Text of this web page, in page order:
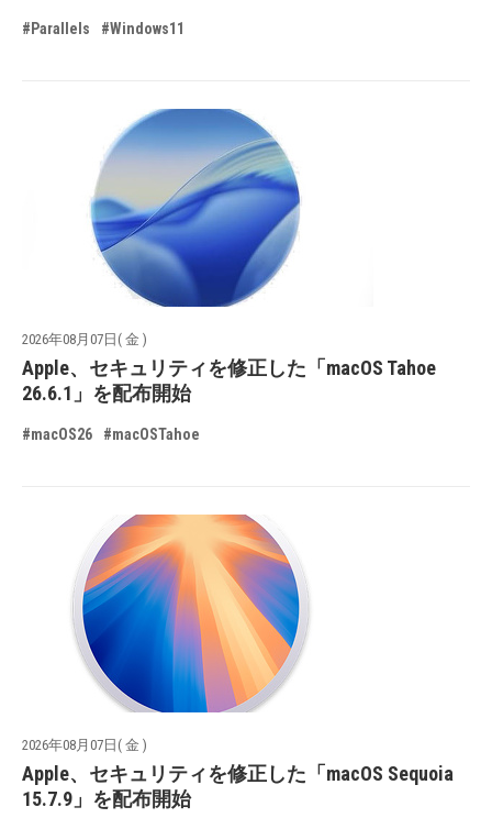
#Parallels #Windows11
2026年08月07日( 金 )
Apple、セキュリティを修正した「macOS Tahoe
26.6.1」を配布開始
#macOS26 #macOSTahoe
2026年08月07日( 金 )
Apple、セキュリティを修正した「macOS Sequoia
15.7.9」を配布開始